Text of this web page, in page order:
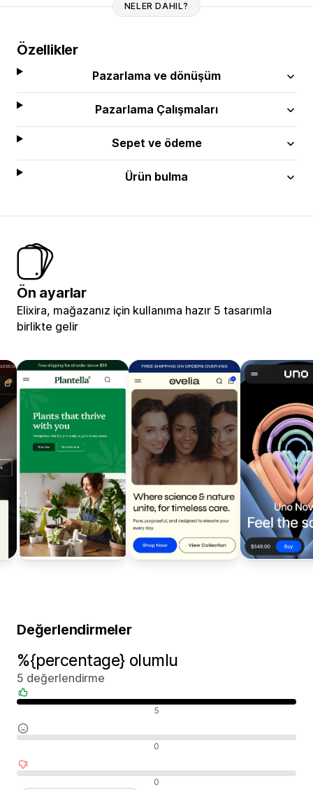
NELER DAHIL?
Özellikler
Pazarlama ve dönüşüm
Pazarlama Çalışmaları
Sepet ve ödeme
Ürün bulma
Ön ayarlar
Elixira, mağazanız için kullanıma hazır 5 tasarımla
birlikte gelir
Değerlendirmeler
%{percentage} olumlu
5 değerlendirme
5
0
0